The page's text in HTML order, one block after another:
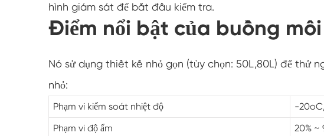
Buồng
độ ẩm
Lò sấy
hình giám sát để bắt đầu kiểm tra.
Điểm nổi bật của buồng
Nó sử dụng thiết kế nhỏ gọn (tùy chọn: 50L,80L) để thử
nhỏ:
Phạm vi kiểm soát nhiệt độ
-
Phạm vi độ ẩm
20% ~